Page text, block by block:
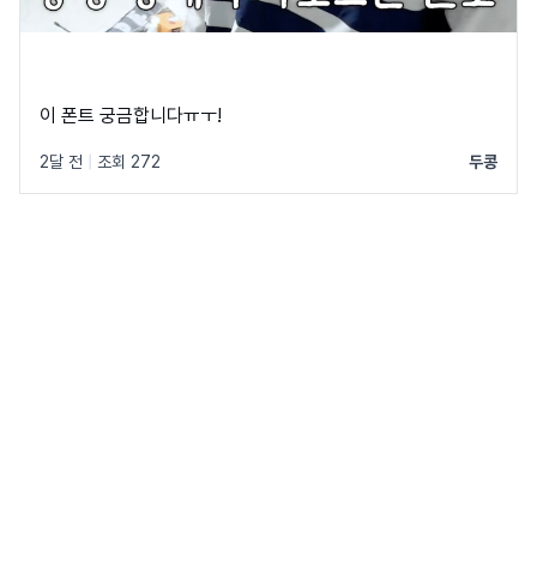
이 폰트 궁금합니다ㅠㅜ!
2달 전 조회 272 두콩